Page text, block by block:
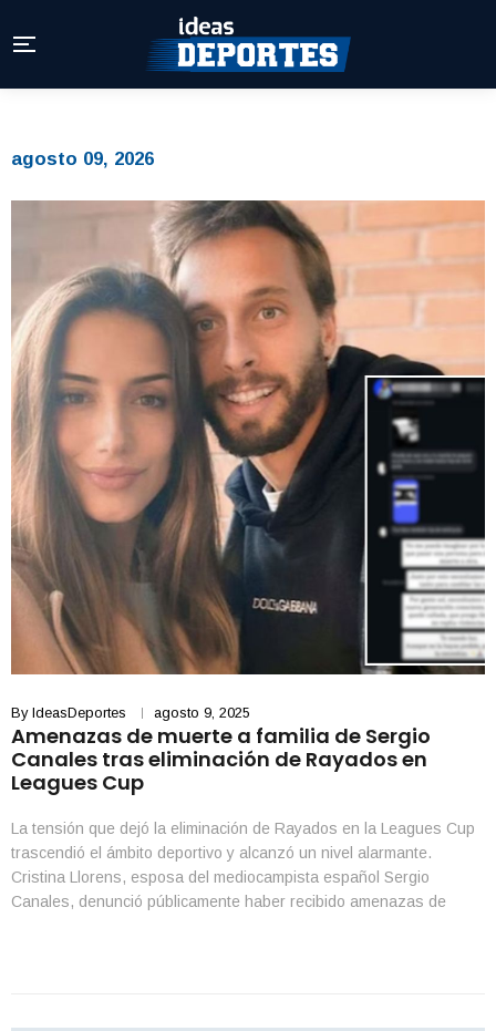
agosto 09, 2026
By IdeasDeportes agosto 9, 2025
Amenazas de muerte a familia de Sergio
Canales tras eliminación de Rayados en
Leagues Cup
La tensión que dejó la eliminación de Rayados en la Leagues Cup
trascendió el ámbito deportivo y alcanzó un nivel alarmante.
Cristina Llorens, esposa del mediocampista español Sergio
Canales, denunció públicamente haber recibido amenazas de